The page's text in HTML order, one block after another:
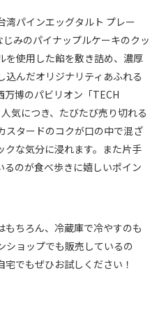
湾パインエッグタルト プレー
みのパイナップルケーキのクッ
を使用した餡を敷き詰め、濃厚
込んだオリジナリティあふれる
万博のパビリオン「TECH
気につき、たびたび売り切れる
スタードのコクが口の中で混ざ
クな気分に浸れます。また片手
るのが食べ歩きに嬉しいポイン
もちろん、冷蔵庫で冷やすのも
ショップでも販売しているの
でもぜひお試しください！